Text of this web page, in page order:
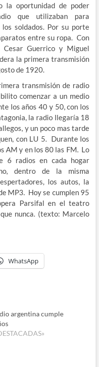
la oportunidad de poder
que utilizaban para
soldados. Por su porte
entre su ropa. Con
Guerrico y Miguel
la primera transmisión
de 1920.
transmisión de radio
comenzar a un medio
los años 40 y 50, con los
la radio llegaría 18
y un poco mas tarde
con LU 5. Durante los
AM y en los 80 las FM. Lo
6 radios en cada hogar
dentro de la misma
los autos, la
MP3. Hoy se cumplen 95
Parsifal en el teatro
nunca. (texto: Marcelo
WhatsApp
argentina cumple